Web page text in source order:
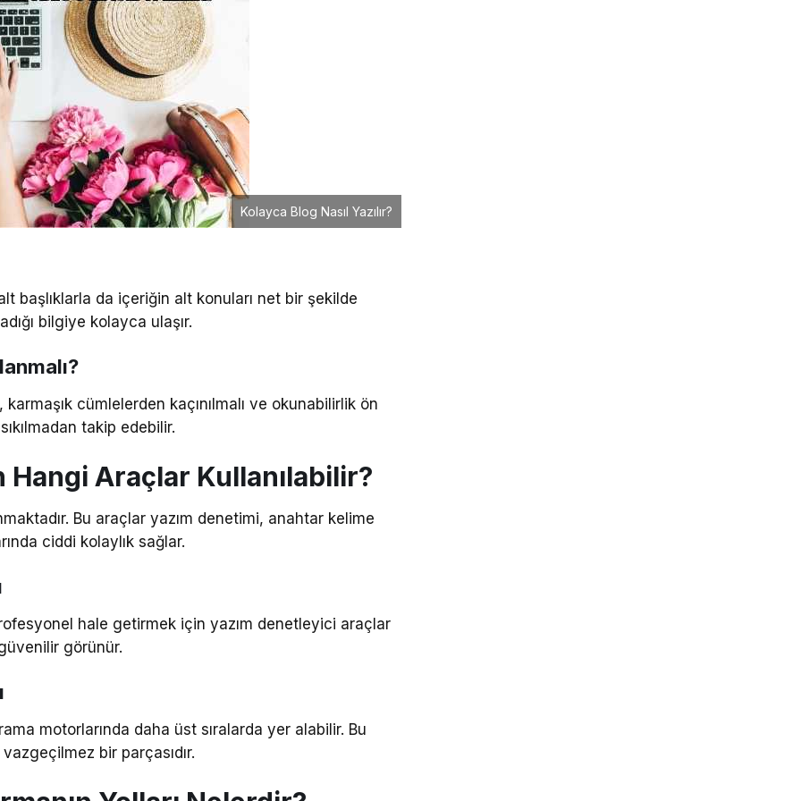
Kolayca Blog Nasıl Yazılır?
başlıklarla da içeriğin alt konuları net bir şekilde
bilgiye kolayca ulaşır.
cümlelerden kaçınılmalı ve okunabilirlik ön
takip edebilir.
Hangi Araçlar Kullanılabilir?
Bu araçlar yazım denetimi, anahtar kelime
ciddi kolaylık sağlar.
hale getirmek için yazım denetleyici araçlar
görünür.
motorlarında daha üst sıralarda yer alabilir. Bu
bir parçasıdır.